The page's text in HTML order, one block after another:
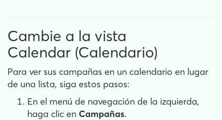
Cambie a la vista
Calendar (Calendario)
Para ver sus campañas en un calendario en lugar
de una lista, siga estos pasos:
En el menú de navegación de la izquierda,
haga clic en Campañas.